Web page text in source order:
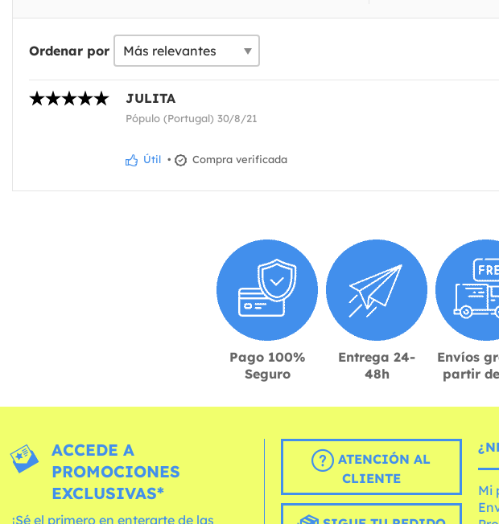
Ordenar por
JULITA
Pópulo (Portugal) 30/8/21
Útil • Compra verificada
Pago 100%
Seguro
Entrega 24-
48h
Envíos
partir
ACCEDE A
PROMOCIONES
EXCLUSIVAS*
¡Sé el primero en enterarte de las
ATENCIÓN AL
CLIENTE
Mi